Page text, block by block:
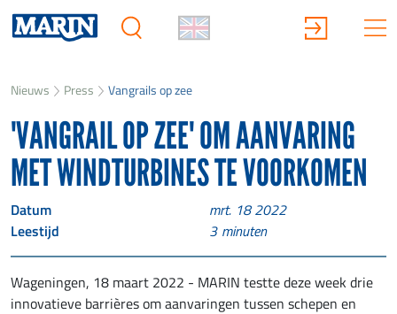
Nieuws Press Vangrails op zee
'VANGRAIL OP ZEE' OM AANVARING
MET WINDTURBINES TE VOORKOMEN
Datum mrt. 18 2022
Leestijd 3 minuten
Wageningen, 18 maart 2022 - MARIN testte deze week drie
innovatieve barrières om aanvaringen tussen schepen en